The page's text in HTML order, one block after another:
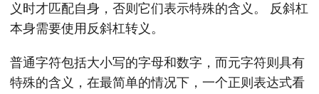
义时才匹配自身，否则它们表示特殊的含义。 反斜杠
本身需要使用反斜杠转义。
普通字符包括大小写的字母和数字，而元字符则具有
特殊的含义，在最简单的情况下，一个正则表达式看